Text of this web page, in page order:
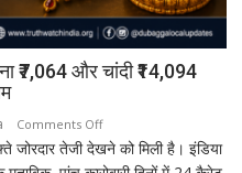
₹7,064 और चांदी ₹14,094
Comments Offon
सोना-
जोरदार तेजी देखने को मिली है। इंडिया